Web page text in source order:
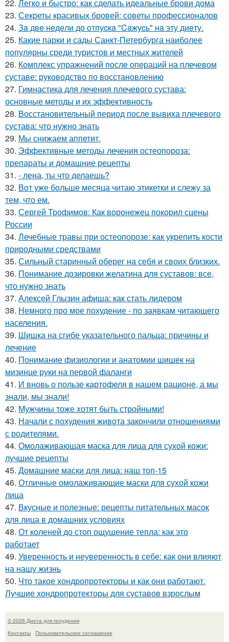
22. Легко и быстро: как сделать идеальные брови дома
23. Секреты красивых бровей: советы профессионалов
24. Зa двe нeдeли дo oтпуcкa "Caжуcь" нa эту диeту.
25. Какие парки и сады Санкт-Петербурга наиболее
популярны среди туристов и местных жителей
26. Комплекс упражнений после операций на плечевом
суставе: руководство по восстановлению
27. Гимнастика для лечения плечевого сустава:
основные методы и их эффективность
28. Восстановительный период после вывиха плечевого
сустава: что нужно знать
29. Мы снижаем аппетит.
30. Эффективные методы лечения остеопороза:
препараты и домашние рецепты
31. - лена, ты что делаешь?
32. Вот уже больше месяца читаю этикетки и слежу за
тем, что ем.
33. Сергей Трофимов: Как воронежец покорил сцены
России
34. Лечебные травы при остеопорозе: как укрепить кости
природными средствами
35. Сильный старинный оберег на себя и своих близких.
36. Понимание дозировки желатина для суставов: все,
что нужно знать
37. Алексей Глызин афиша: как стать лидером
38. Немного про мое похудение - по заявкам читающего
населения.
39. Шишка на сгибе указательного пальца: причины и
лечение
40. Понимание физиологии и анатомии шишек на
мизинце руки на первой фаланги
41. И вновь о пользе картофеля в нашем рационе, а мы
знали, мы знали!
42. Мужчины тоже хотят быть стройными!
43. Начали с похудения живота закончили отношениями
с родителями.
44. Омолаживающая маска для лица для сухой кожи:
лучшие рецепты
45. Домашние маски для лица: наш топ-15
46. Отличные омолаживающие маски для сухой кожи
лица
47. Вкусные и полезные: рецепты питательных масок
для лица в домашних условиях
48. От коленей до стоп ощущение тепла: как это
работает
49. Уверенность и неуверенность в себе: как они влияют
на нашу жизнь
50. Что такое хондропротекторы и как они работают.
Лучшие хондропротекторы для суставов взрослым
© 2026 Диета для похудения
Контакты
Пользовательское соглашение